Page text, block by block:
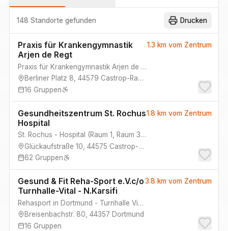
148 Standorte gefunden Drucken
Praxis für Krankengymnastik
Arjen de Regt
Praxis für Krankengymnastik Arjen de Regt
Berliner Platz 8 44579 Castrop-Rauxel
16 Gruppen
1.3 kmvom Zentrum
Gesundheitszentrum St. Rochus
Hospital
St. Rochus - Hospital (Raum 1, Raum 3, Raum 2, Raum 4
Glückaufstraße 10 44575 Castrop-Rauxel
62 Gruppen
1.8 kmvom Zentrum
Gesund & Fit Reha-Sport e.V.c/o
Turnhalle-Vital - N.Karsifi
Rehasport in Dortmund - Turnhalle Vital
Breisenbachstr. 80 44357 Dortmund
16 Gruppen
3.8 kmvom Zentrum